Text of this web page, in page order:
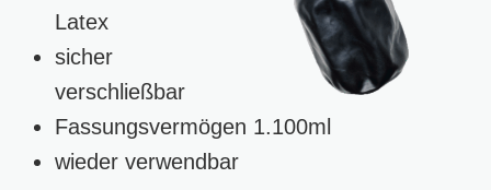
Latex
sicher
verschließbar
Fassungsvermögen 1.100ml
wieder verwendbar